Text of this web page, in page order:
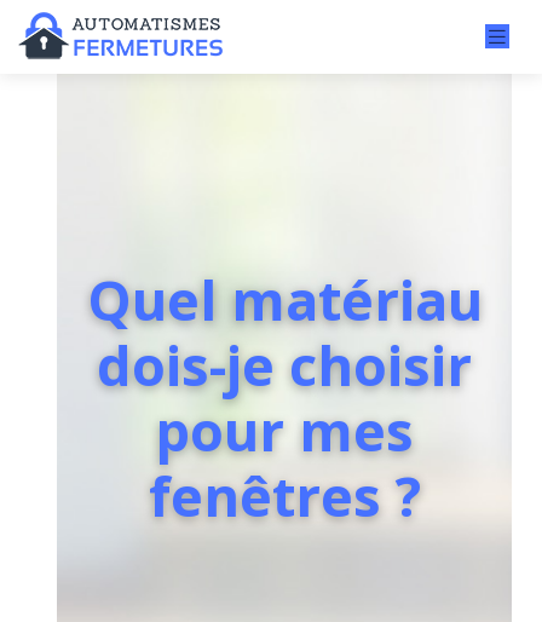
Quel matériau
dois-je choisir
pour mes
fenêtres ?